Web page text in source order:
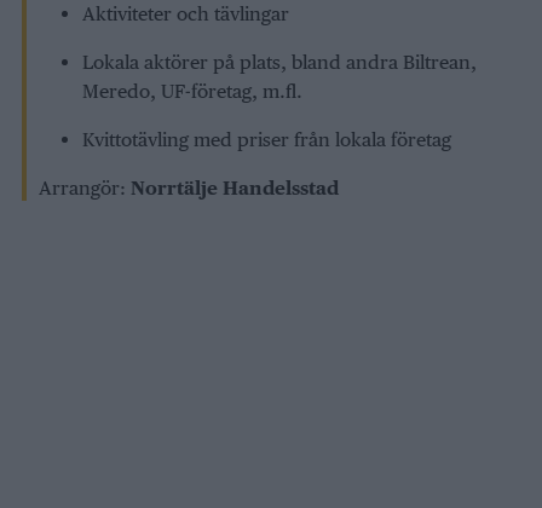
Aktiviteter och tävlingar
Lokala aktörer på plats, bland andra Biltrean,
Meredo, UF-företag, m.fl.
Kvittotävling med priser från lokala företag
Arrangör: Norrtälje Handelsstad